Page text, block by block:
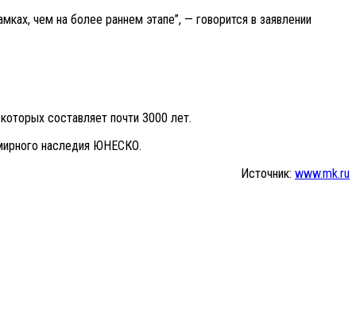
чем на более раннем этапе”, — говорится в заявлении
составляет почти 3000 лет.
наследия ЮНЕСКО.
Источник: www.mk.ru